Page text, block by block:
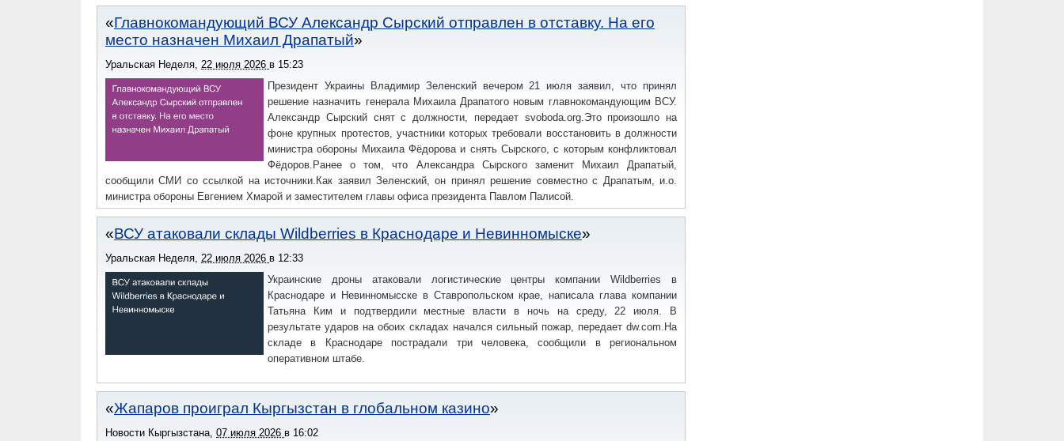
Главнокомандующий ВСУ Александр Сырский отправлен в отставку. Нa его
место назначен Михаил Драпатый
Уральская Неделя, 22 июля 2026 в 15:23
Президент Украины Владимир Зеленский вечером 21 июля заявил, что принял
решение назначить генерала Михаила Драпатого новым главнокомандующим ВСУ.
Александр Сырский снят с должности, передает svoboda.org.Это произошло на
фоне крупных протестов, участники которых требовали восстановить в должности
министра обороны Михаила Фёдорова и снять Сырского, с которым конфликтовал
Фёдоров.Ранее о том, что Александра Сырского заменит Михаил Драпатый,
сообщили СМИ со ссылкой на источники.Как заявил Зеленский, он принял решение совместно с Драпатым, и.о.
министра обороны Евгением Хмарой и заместителем главы офиса президента Павлом Палисой.
ВСУ атаковали склады Wildberries в Краснодаре и Невинномыске
Уральская Неделя, 22 июля 2026 в 12:33
Украинские дроны атаковали логистические центры компании Wildberries в
Краснодаре и Невинномысске в Ставропольском крае, написала глава компании
Татьяна Ким и подтвердили местные власти в ночь на среду, 22 июля. В
результате ударов на обоих складах начался сильный пожар, передает dw.com.На
складе в Краснодаре пострадали три человека, сообщили в региональном
оперативном штабе.
Жапаров проиграл Кыргызстан в глобальном казино
Новости Кыргызстана, 07 июля 2026 в 16:02